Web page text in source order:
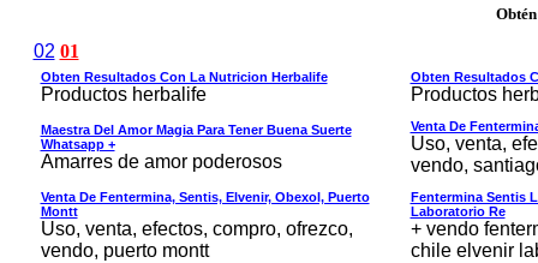
02 01
Obten Resultados Con La Nutricion Herbalife
Productos herbalife
Obten Resultados
Productos
Maestra Del Amor Magia Para Tener Buena Suerte
Whatsapp +
Amarres de amor poderosos
Venta De
Uso, venta,
vendo,
Venta De Fentermina, Sentis, Elvenir, Obexol, Puerto
Montt
Uso, venta, efectos, compro, ofrezco,
vendo, puerto montt
Fentermina Sentis
Laboratorio Re
+ vendo
chile elvenir